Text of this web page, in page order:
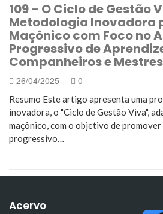
109 – O Ciclo de Gestão
Metodologia Inovadora
Maçônico com Foco no
Progressivo de
Companheiros e Mestres
26/04/2025 0
Resumo Este artigo apresenta uma
inovadora, o "Ciclo de Gestão Viva",
maçônico, com o objetivo de
progressivo…
Acervo